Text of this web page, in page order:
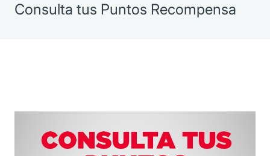
Consulta tus Puntos Recompensa